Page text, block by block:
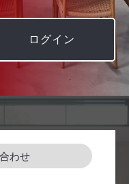
ログイン
わせ